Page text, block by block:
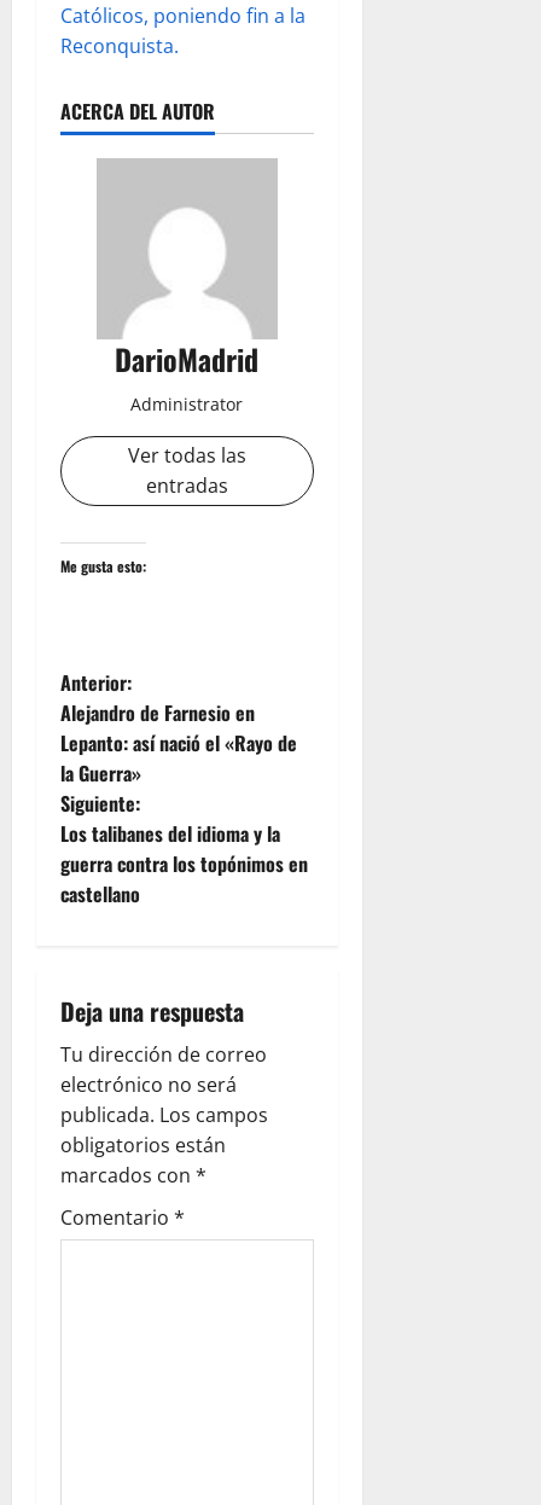
Católicos, poniendo fin a la
Reconquista.
ACERCA DEL AUTOR
DarioMadrid
Administrator
Ver todas las
entradas
Me gusta esto:
N
a
v
e
g
c
i
ó
n
d
e
Anterior:
Alejandro de Farnesio en
Lepanto: así nació el «Rayo de
la Guerra»
Siguiente:
Los talibanes del idioma y la
guerra contra los topónimos en
castellano
Deja una respuesta
Tu dirección de correo
electrónico no será
publicada. Los campos
obligatorios están
marcados con *
Comentario *